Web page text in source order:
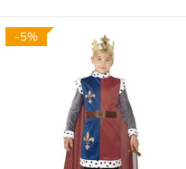
-5%